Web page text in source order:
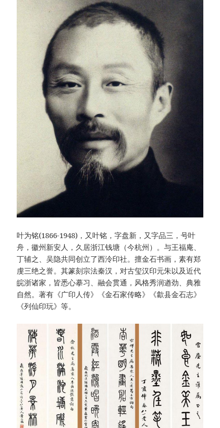
叶为铭(1866-1948)，又叶铭，字盘新，又字品三，号叶
舟，徽州新安人，久居浙江钱塘（今杭州）。与王福庵、
丁辅之、吴隐共同创立了西泠印社。擅金石书画，素有郑
虔三绝之誉。其篆刻宗法秦汉，对古玺汉印元朱以及近代
皖浙诸家，皆悉心摹习、融会贯通，风格秀润遒劲、典雅
自然。著有《广印人传》《金石家传略》《歙县金石志》
《列仙印玩》等。